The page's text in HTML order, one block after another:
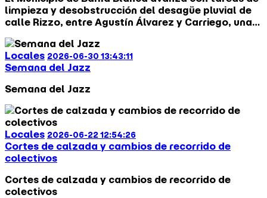
limpieza y desobstrucción del desagüe pluvial de
calle Rizzo, entre Agustín Álvarez y Carriego, una
de la ciudad.
Locales 2026-06-30 13:43:11
Semana del Jazz
Semana del Jazz
Locales 2026-06-22 12:54:26
Cortes de calzada y cambios de recorrido de
colectivos
Cortes de calzada y cambios de recorrido de
colectivos